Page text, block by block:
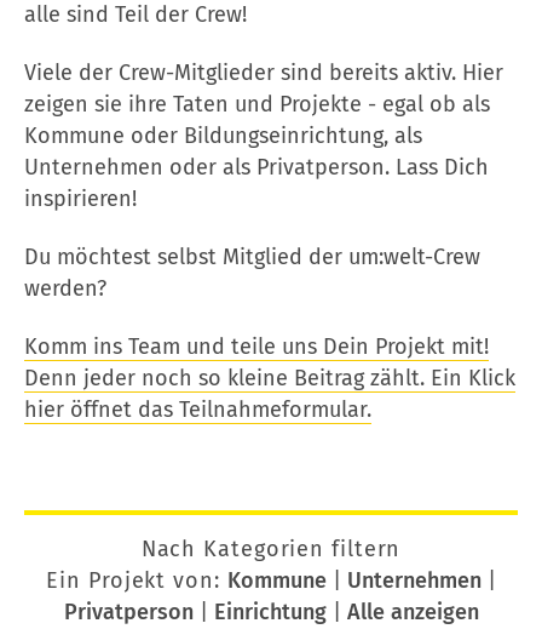
alle sind Teil der Crew!
Viele der Crew-Mitglieder sind bereits aktiv. Hier
zeigen sie ihre Taten und Projekte - egal ob als
Kommune oder Bildungseinrichtung, als
Unternehmen oder als Privatperson. Lass Dich
inspirieren!
Du möchtest selbst Mitglied der um:welt-Crew
werden?
Komm ins Team und teile uns Dein Projekt mit!
Denn jeder noch so kleine Beitrag zählt. Ein Klick
hier öffnet das Teilnahmeformular.
Nach Kategorien filtern
Ein Projekt von: Kommune| Unternehmen|
Privatperson| Einrichtung| Alle anzeigen